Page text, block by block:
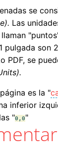
se
Las
pulgada son
PDF, se
es la "
inferior
"0,0"